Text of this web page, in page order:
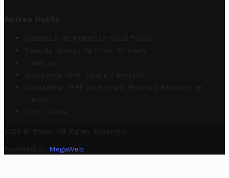
Autres Outils
Validateur de matricule fiscal Tunisie
Taux de change de Dinar Tunisien
TuniRIBs
Simulateur IRPP Salarié / Retraité
Calculateur IRPP de Retraité Français Résident en
Tunisie
Trovit News
2025 © Trovit. All Rights Reserved.
Powered By MegaWeb